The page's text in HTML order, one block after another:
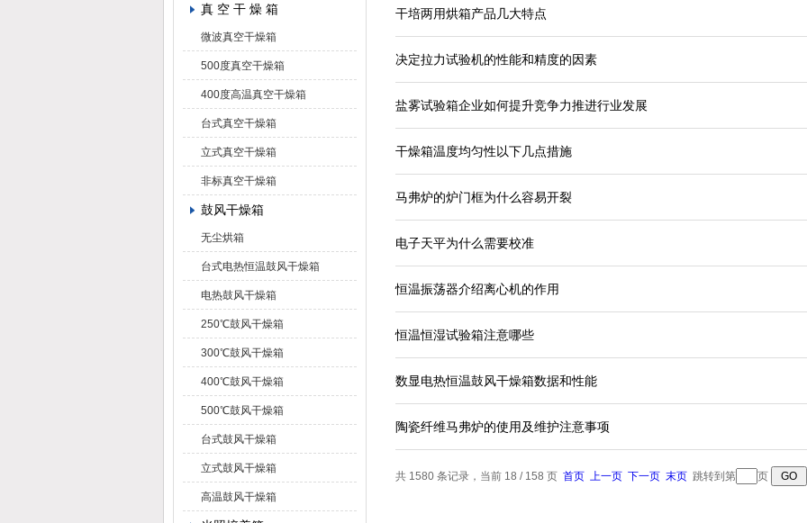
真 空 干 燥 箱
微波真空干燥箱
500度真空干燥箱
400度高温真空干燥箱
台式真空干燥箱
立式真空干燥箱
非标真空干燥箱
鼓风干燥箱
无尘烘箱
台式电热恒温鼓风干燥箱
电热鼓风干燥箱
250℃鼓风干燥箱
300℃鼓风干燥箱
400℃鼓风干燥箱
500℃鼓风干燥箱
台式鼓风干燥箱
立式鼓风干燥箱
高温鼓风干燥箱
干培两用烘箱产品几大特点
决定拉力试验机的性能和精度的因素
盐雾试验箱企业如何提升竞争力推进行业发展
干燥箱温度均匀性以下几点措施
马弗炉的炉门框为什么容易开裂
电子天平为什么需要校准
恒温振荡器介绍离心机的作用
恒温恒湿试验箱注意哪些
数显电热恒温鼓风干燥箱数据和性能
陶瓷纤维马弗炉的使用及维护注意事项
共 1580 条记录，当前 18 / 158 页 首页 上一页 下一页 末页跳转到第 页